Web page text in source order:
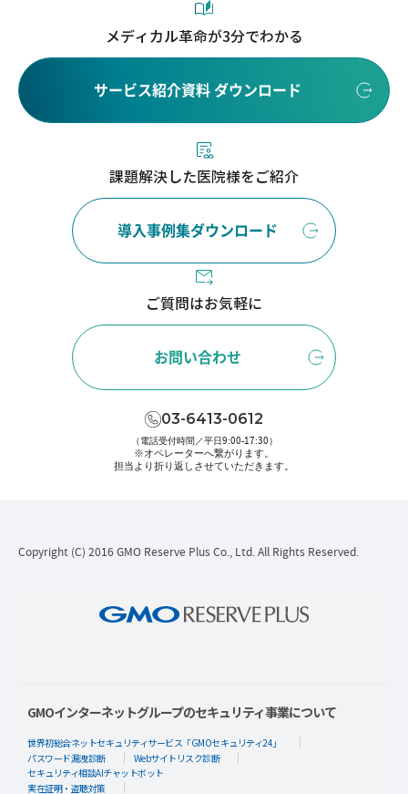
メディカル革命が3分でわかる
サービス紹介資料 ダウンロード
課題解決した医院様をご紹介
導入事例集ダウンロード
ご質問はお気軽に
お問い合わせ
03-6413-0612
（電話受付時間／平日9:00-17:30）
※オペレーターへ繋がります。
担当より折り返しさせていただきます。
Copyright (C) 2016 GMO Reserve Plus Co., Ltd. All Rights Reserved.
GMOインターネットグループのセキュリティ事業について
世界初総合ネットセキュリティサービス「GMOセキュリティ24」
パスワード漏洩診断
Webサイトリスク診断
セキュリティ相談AIチャットボット
実在証明・盗聴対策